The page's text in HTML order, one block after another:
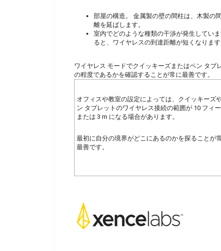
部屋の構造。 金属製の壁の間柱は、木製の
離を延ばします。
室内でどのような種類の干渉が発生してい
ると、ワイヤレスの到達距離が短くなります
ワイヤレス モードでクイッキーズまたはペン タ
の程度であるかを確認することが常に最善です。
オフィスや教室の設定によっては、クイッキーズ
ン タブレットのワイヤレス接続の範囲が 10 フィー
または 3 m になる場合があります。
最初に自分の境界がどこにあるのかを探ることが
最善です。